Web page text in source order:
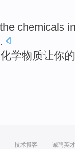
the chemicals
.
化学物质让你的
技术博客 诚聘英才